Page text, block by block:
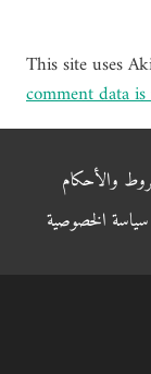
This site uses
comment data is
والأحكام
سياسة الخصوصية